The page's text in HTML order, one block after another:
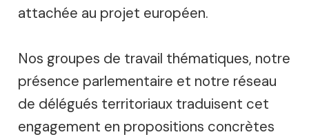
attachée au projet européen.
Nos groupes de travail thématiques, notre
présence parlementaire et notre réseau
de délégués territoriaux traduisent cet
engagement en propositions concrètes